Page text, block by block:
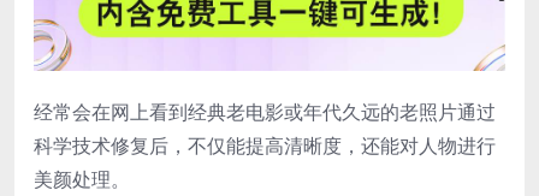
经常会在网上看到经典老电影或年代久远的老照片通过
科学技术修复后，不仅能提高清晰度，还能对人物进行
美颜处理。